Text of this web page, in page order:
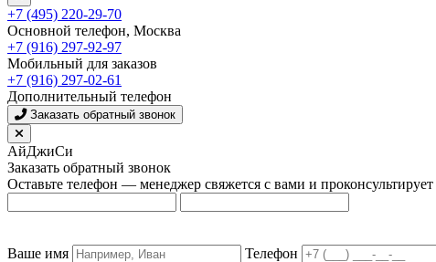
+7 (495) 220-29-70
Основной телефон, Москва
+7 (916) 297-92-97
Мобильный для заказов
+7 (916) 297-02-61
Дополнительный телефон
Заказать обратный звонок
АйДжиСи
Заказать обратный звонок
Оставьте телефон — менеджер свяжется с вами и
Ваше имя Телефон